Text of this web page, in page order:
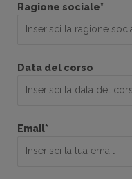
Ragione sociale*
Data del corso
Email*